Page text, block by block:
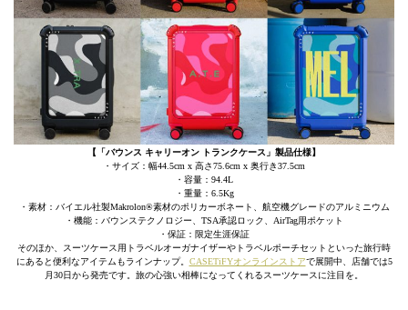
【「バウンス キャリーオン トランクケース」製品仕様】
・サイズ：幅44.5cm x 高さ75.6cm x 奥行き37.5cm
・容量：94.4L
・重量：6.5Kg
・素材：バイエル社製Makrolon®素材のポリカーボネート、航空機グレードのアルミニウム
・機能：バウンステクノロジー、TSA承認ロック、AirTag用ポケット
・保証：限定生涯保証
そのほか、スーツケース用トラベルオーガナイザーやトラベルポーチセットといった旅行時
にあると便利なアイテムもラインナップ。 CASETiFYオンラインストアで展開中、店舗では5
月30日から発売です。旅の心強い相棒になってくれるスーツケースに注目を。